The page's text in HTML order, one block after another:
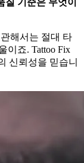
기준은 무엇이
해서는 절대 타
이죠. Tattoo Fix
신뢰성을 믿습니